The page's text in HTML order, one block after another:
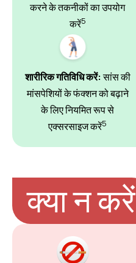
करने के तकनीकों का उपयोग
करें5
शारीरिक गतिविधि करें:सांस की
मांसपेशियों के फंक्शन को बढ़ाने
के लिए नियमित रूप से
एक्सरसाइज करें5
क्या न करें